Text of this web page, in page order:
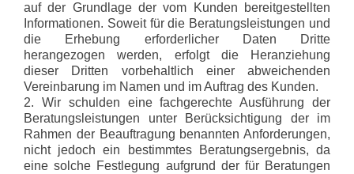
auf der Grundlage der vom Kunden bereitgestellten
Informationen. Soweit für die Beratungsleistungen und
die Erhebung erforderlicher Daten Dritte
herangezogen werden, erfolgt die Heranziehung
dieser Dritten vorbehaltlich einer abweichenden
Vereinbarung im Namen und im Auftrag des Kunden.
2. Wir schulden eine fachgerechte Ausführung der
Beratungsleistungen unter Berücksichtigung der im
Rahmen der Beauftragung benannten Anforderungen,
nicht jedoch ein bestimmtes Beratungsergebnis, da
eine solche Festlegung aufgrund der für Beratungen